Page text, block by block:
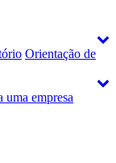
Orientação de
uma empresa